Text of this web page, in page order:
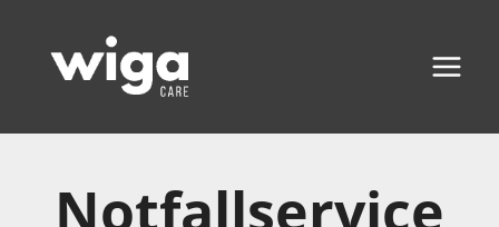
Inhalt
springen
Notfallservice